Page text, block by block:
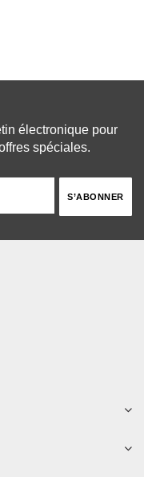
électronique pour
spéciales.